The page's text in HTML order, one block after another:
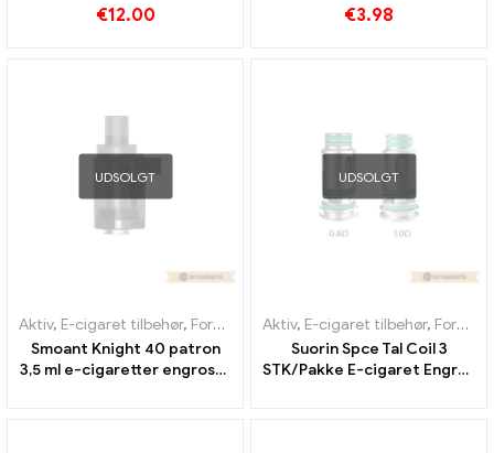
丨 Custom
€12.00 €3.98
UDSOLGT
Aktiv, E-cigaret tilbehør, Fordamper
Smoant Knight 40 patron
3,5 ml e-cigaretter engros丨
UDSOLGT
Aktiv, E-cigaret tilbehør, Fordamper
Suorin Spce Tal Coil 3
STK/Pakke E-cigaret Engros